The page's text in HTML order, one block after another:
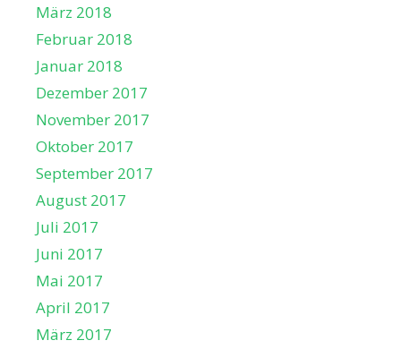
März 2018
Februar 2018
Januar 2018
Dezember 2017
November 2017
Oktober 2017
September 2017
August 2017
Juli 2017
Juni 2017
Mai 2017
April 2017
März 2017